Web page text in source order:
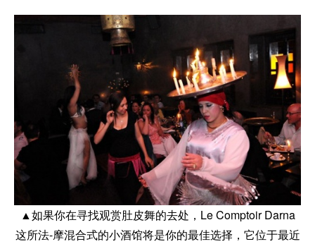
▲如果你在寻找观赏肚皮舞的去处，Le Comptoir Darna
这所法-摩混合式的小酒馆将是你的最佳选择，它位于最近